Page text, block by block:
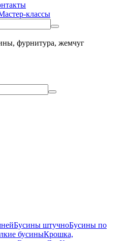
классы
фурнитура, жемчуг
Бусины штучноБусины по
бусиныКрошка,